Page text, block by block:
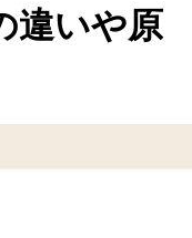
違いや原